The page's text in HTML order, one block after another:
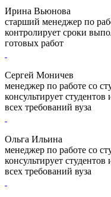
Ирина Вьюнова
старший менеджер по
контролирует сроки
готовых работ
Сергей Моничев
менеджер по работе со
консультирует
всех требований вуза
Ольга Ильина
менеджер по работе со
консультирует
всех требований вуза